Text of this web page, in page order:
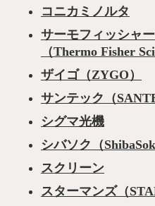
コニカミノルタ
サーモフィッシャ
（Thermo Fisher
ザイゴ（ZYGO）
サンテック（
シグマ光機
シバソク（
スクリーン
スターマンズ（